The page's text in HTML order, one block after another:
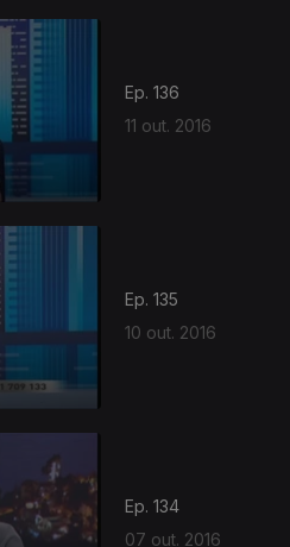
Ep. 136
11 out. 2016
Ep. 135
10 out. 2016
Ep. 134
07 out. 2016